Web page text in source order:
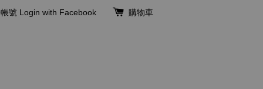
號 Login with Facebook 購物車